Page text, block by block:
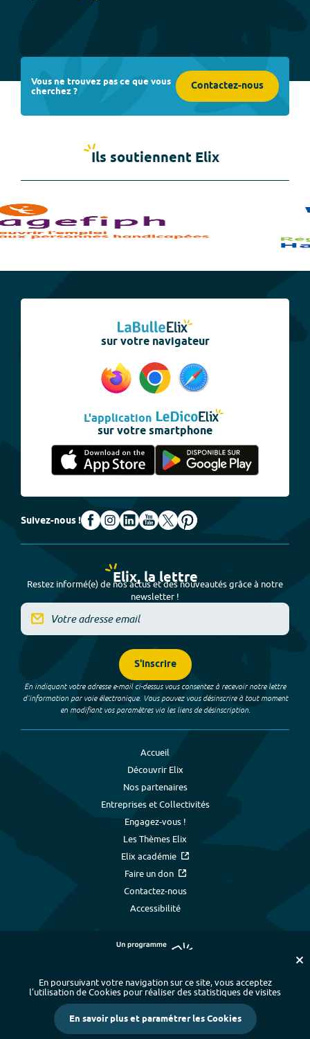
Vous ne trouvez pas ce que vous
cherchez ? Contactez-nous
Ils soutiennent Elix
sur votre navigateur
L'application
sur votre smartphone
Suivez-nous !
Elix, la lettre
Restez informé(e) de nos actus et des nouveautés grâce à notre
newsletter !
S'inscrire
En indiquant votre adresse e-mail ci-dessus vous consentez à recevoir notre lettre
d’information par voie électronique. Vous pouvez vous désinscrire à tout moment
en modifiant vos paramètres via les liens de désinscription.
Accueil
Découvrir Elix
Nos partenaires
Entreprises et Collectivités
Engagez-vous !
Les Thèmes Elix
Elix académie
Faire un don
Contactez-nous
Accessibilité
Plan du site - Index alphabétique
-
Mentions légales et données personnelles
- Paramétrer les cookies
Crédits
En poursuivant votre navigation sur ce site, vous acceptez
l’utilisation de Cookies pour réaliser des statistiques de visites
En savoir plus et paramétrer les Cookies